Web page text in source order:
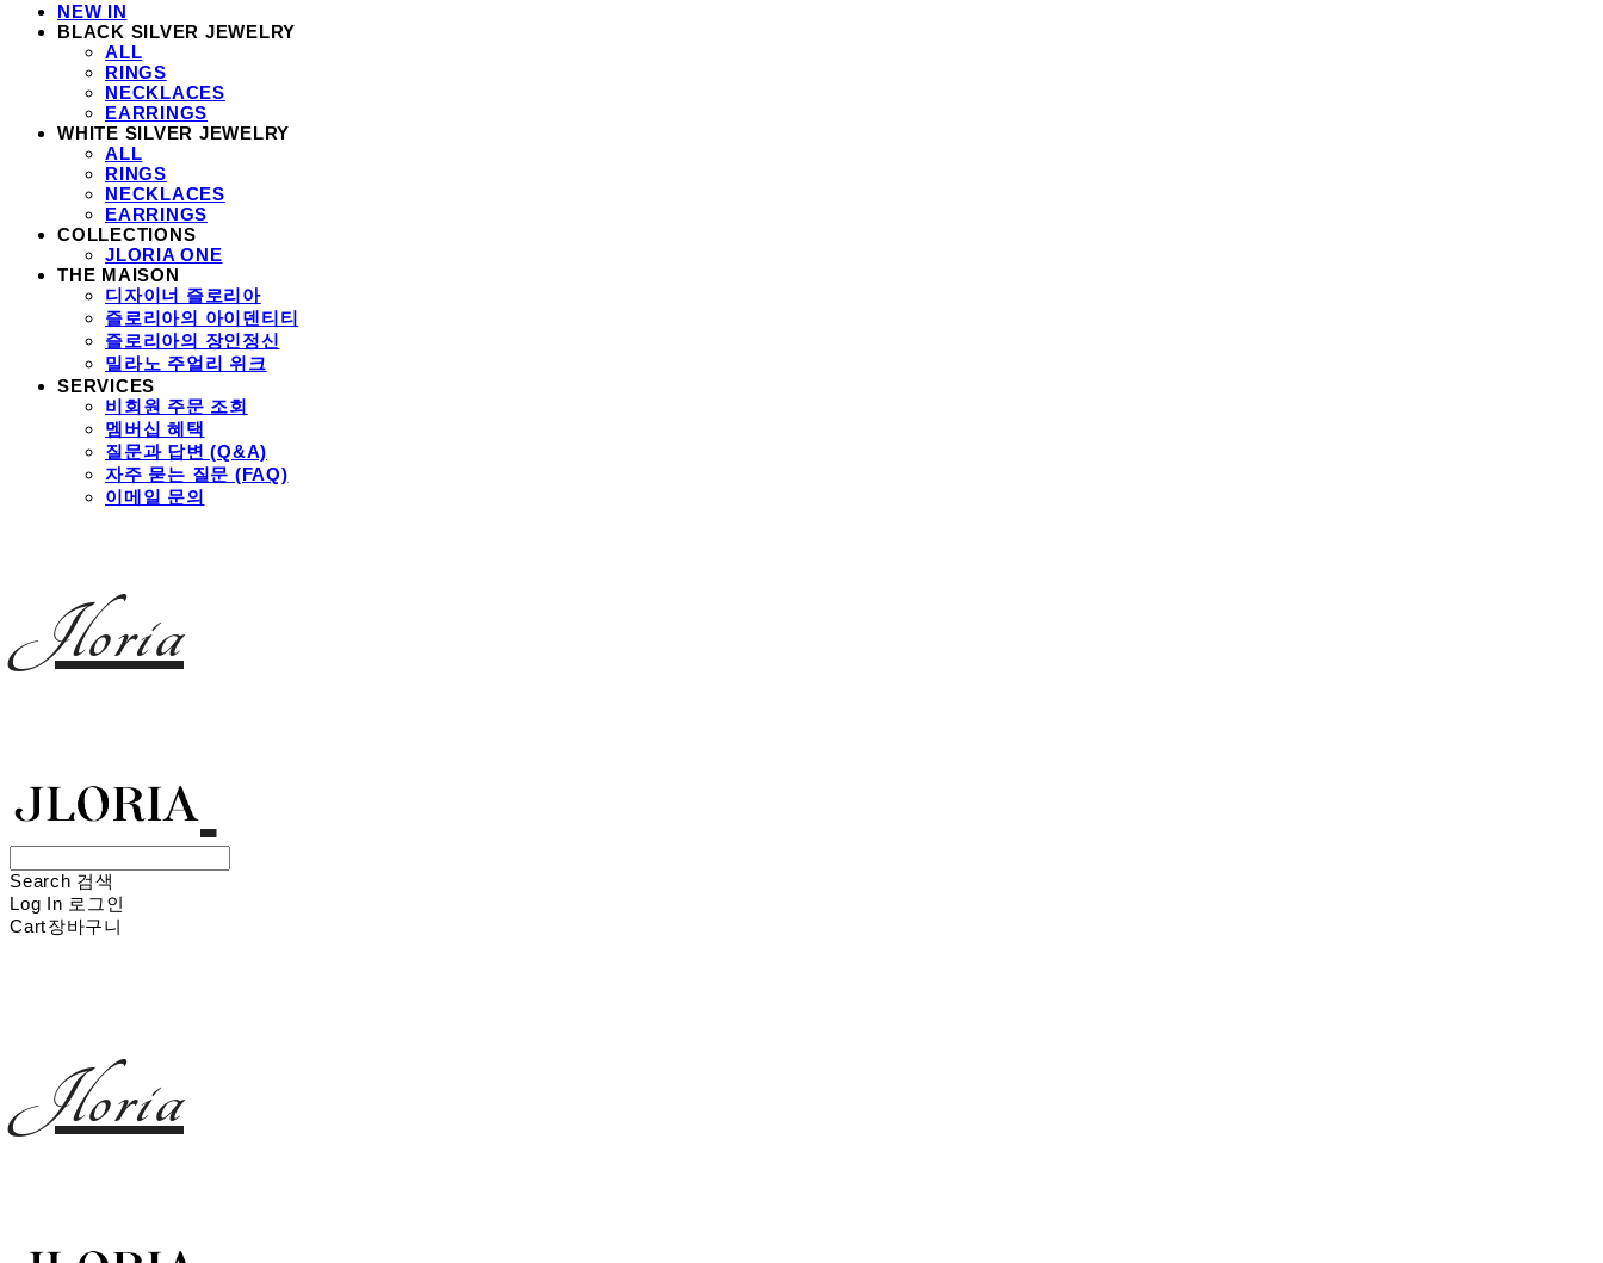
NEW IN
BLACK SILVER JEWELRY
ALL
RINGS
NECKLACES
EARRINGS
WHITE SILVER JEWELRY
ALL
RINGS
NECKLACES
EARRINGS
COLLECTIONS
JLORIA ONE
THE MAISON
디자이너 즐로리아
즐로리아의 아이덴티티
즐로리아의 장인정신
밀라노 주얼리 위크
SERVICES
비회원 주문 조회
멤버십 혜택
질문과 답변 (Q&A)
자주 묻는 질문 (FAQ)
이메일 문의
Jloria
Search 검색
Log In 로그인
Cart장바구니
Jloria